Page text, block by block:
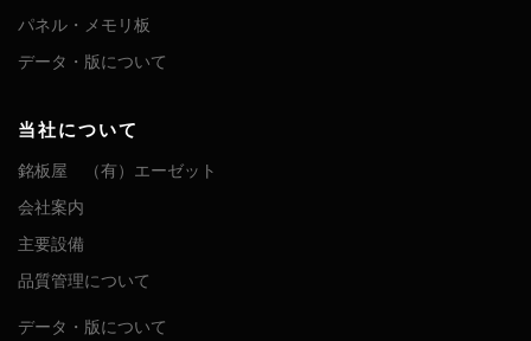
パネル・メモリ板
データ・版について
当社について
銘板屋 （有）エーゼット
会社案内
主要設備
品質管理について
データ・版について